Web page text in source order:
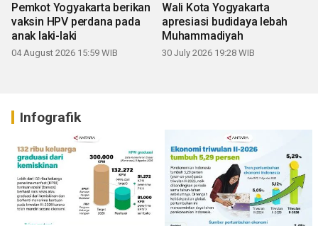
Pemkot Yogyakarta berikan
vaksin HPV perdana pada
anak laki-laki
04 August 2026 15:59 WIB
Wali Kota Yogyakarta
apresiasi budidaya lebah
Muhammadiyah
30 July 2026 19:28 WIB
Infografik